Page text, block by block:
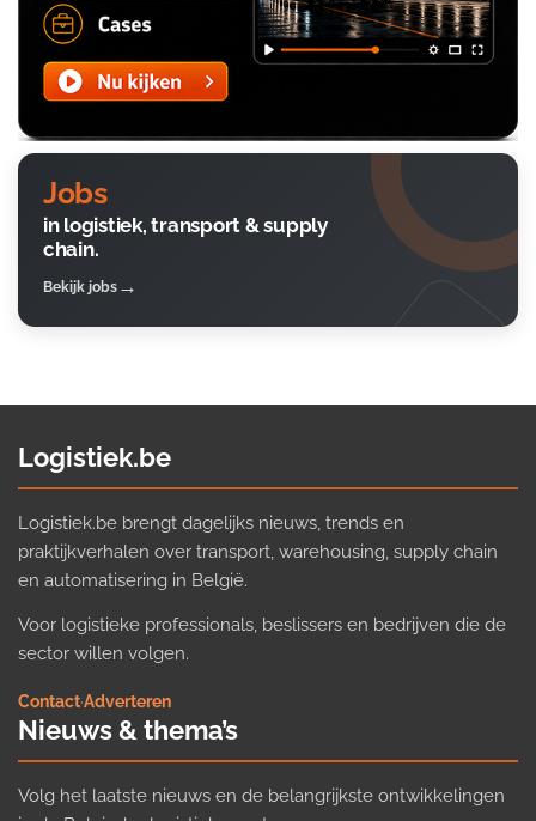
Jobs
in logistiek, transport & supply
chain.
Bekijk jobs
Logistiek.be
Logistiek.be brengt dagelijks nieuws, trends en
praktijkverhalen over transport, warehousing, supply chain
en automatisering in België.
Voor logistieke professionals, beslissers en bedrijven die de
sector willen volgen.
Contact·Adverteren
Nieuws & thema’s
Volg het laatste nieuws en de belangrijkste ontwikkelingen